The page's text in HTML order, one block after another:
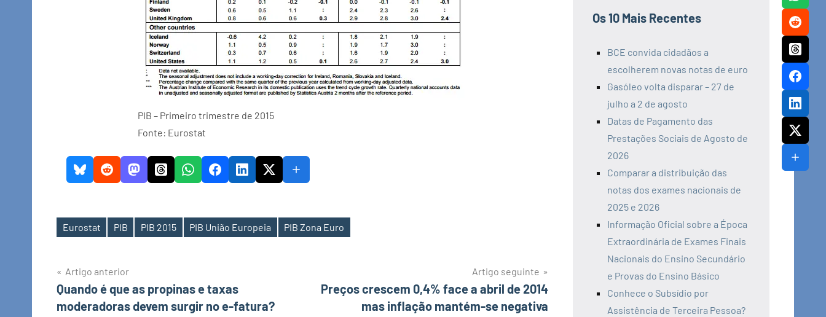
PIB – Primeiro trimestre de 2015
Fonte: Eurostat
Etiquetas
Eurostat PIB PIB 2015 PIB União Europeia PIB Zona Euro
Navegação
de
Artigo anterior
Quando é que as propinas e taxas
moderadoras devem surgir no e-fatura?
Artigo seguinte
Preços crescem 0,4% face a abril de 2014
mas inflação mantém-se negativa
Os 10 Mais Recentes
BCE convida cidadãos a
escolherem novas notas de euro
Gasóleo volta disparar – 27 de
julho a 2 de agosto
Datas de Pagamento das
Prestações Sociais de Agosto de
2026
Comparar a distribuição das
notas dos exames nacionais de
2025 e 2026
Informação Oficial sobre a Época
Extraordinária de Exames Finais
Nacionais do Ensino Secundário
e Provas do Ensino Básico
Conhece o Subsídio por
Assistência de Terceira Pessoa?